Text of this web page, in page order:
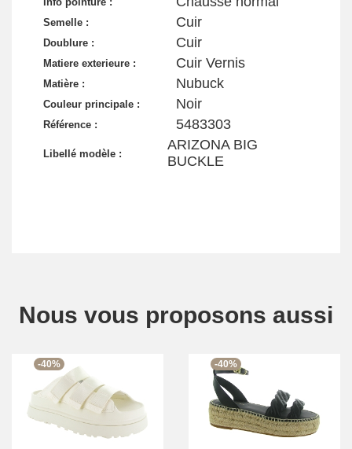
Semelle : Cuir
Doublure : Cuir
Matiere exterieure : Cuir Vernis
Matière : Nubuck
Couleur principale : Noir
Référence : 5483303
Libellé modèle :
ARIZONA BIG
BUCKLE
Nous vous proposons aussi
-40% -40%